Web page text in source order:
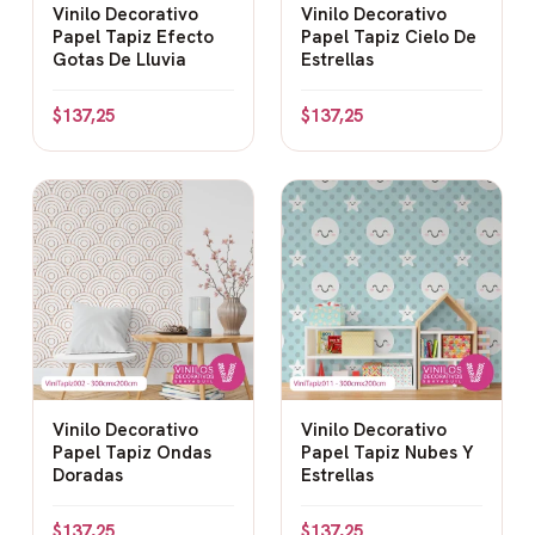
Vinilo Decorativo
Papel Tapiz Efecto
Gotas De Lluvia
$137,25
Vinilo Decorativo
Papel Tapiz Cielo De
Estrellas
$137,25
Vinilo Decorativo
Papel Tapiz Ondas
Doradas
Vinilo Decorativo
Papel Tapiz Nubes Y
Estrellas